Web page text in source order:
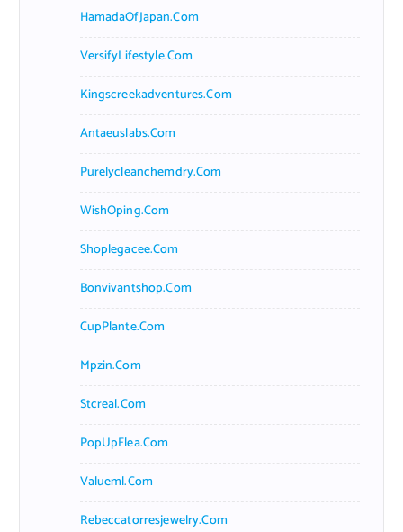
HamadaOfJapan.com
VersifyLifestyle.com
Kingscreekadventures.com
Antaeuslabs.com
Purelycleanchemdry.com
WishOping.com
Shoplegacee.com
Bonvivantshop.com
CupPlante.com
Mpzin.com
Stcreal.com
PopUpFlea.com
Valueml.com
Rebeccatorresjewelry.com